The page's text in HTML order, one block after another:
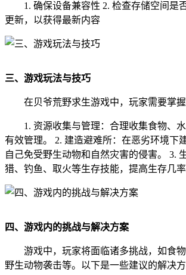
1. 确保设备兼容性 2. 检查存储空间是
更新，以获得最新内容
三、游戏玩法与技巧
在贝爷荒野求生游戏中，玩家需要掌握
1. 资源收集与管理：合理收集食物、
有效管理。 2. 建造避难所：在恶劣环境下
自己免受野生动物和自然灾害的侵害。 3.
猎、钓鱼、取火等生存技能，提高生存几率
四、游戏内的挑战与解决方案
游戏中，玩家将面临诸多挑战，如食物
野生动物袭击等。以下是一些建议的解决方